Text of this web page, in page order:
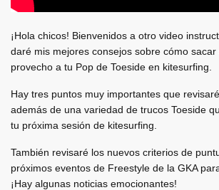
¡Hola chicos! Bienvenidos a otro video
daré mis mejores consejos sobre cómo sacar
provecho a tu Pop de Toeside en kitesurfing.
Hay tres puntos muy importantes que
además de una variedad de trucos Toeside
tu próxima sesión de kitesurfing.
También revisaré los nuevos criterios de
próximos eventos de Freestyle de la GKA
¡Hay algunas noticias emocionantes!